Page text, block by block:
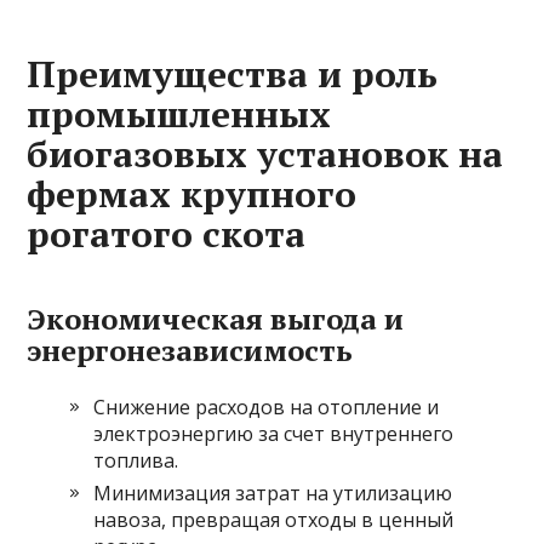
Преимущества и роль
промышленных
биогазовых установок на
фермах крупного
рогатого скота
Экономическая выгода и
энергонезависимость
Снижение расходов на отопление и
электроэнергию за счет внутреннего
топлива.
Минимизация затрат на утилизацию
навоза, превращая отходы в ценный